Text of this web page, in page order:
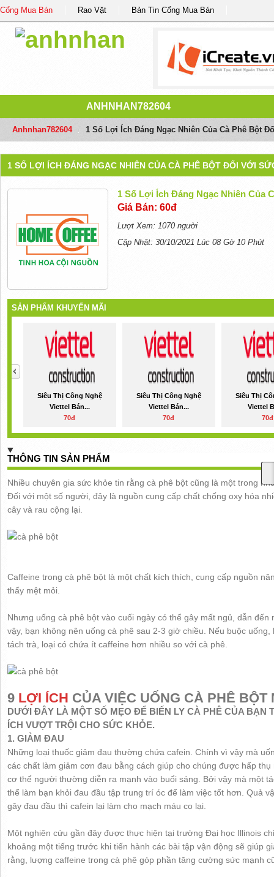
Cổng Mua Bán Rao Vặt Bản Tin Cổng Mua Bán
ANHNHAN782604
Anhnhan782604 1 Số Lợi Ích Đáng Ngạc Nhiên Của Cà Phê Bột
1 SỐ LỢI ÍCH ĐÁNG NGẠC NHIÊN CỦA CÀ PHÊ BỘT ĐỐI VỚI
1 Số Lợi Ích Đáng Ngạc Nhiên Của
Giá Bán: 60đ
Lượt Xem: 1070 người
Cập Nhật: 30/10/2021 Lúc 08 Gờ 10 Phút
SẢN PHẨM KHUYẾN MÃI
Siêu Thị Công Nghệ
Viettel Bán...
70đ
Siêu Thị Công Nghệ
Viettel Bán...
70đ
Siêu Thị
Viettel
70đ
THÔNG TIN SẢN PHẨM
Nhiều chuyên gia sức khỏe tin rằng cà phê bột cũng là một trong
Đối với một số người, đây là nguồn cung cấp chất chống oxy hóa
cây và rau cộng lại.
Caffeine trong cà phê bột là một chất kích thích, cung cấp nguồn
thấy mệt mỏi.
Nhưng uống cà phê bột vào cuối ngày có thể gây mất ngủ, dẫn
vậy, bạn không nên uống cà phê sau 2-3 giờ chiều. Nếu buộc
tách trà, loại có chứa ít caffeine hơn nhiều so với cà phê.
9 LỢI ÍCH CỦA VIỆC UỐNG CÀ PHÊ BỘT
DƯỚI ĐÂY LÀ MỘT SỐ MẸO ĐỂ BIẾN LY CÀ PHÊ CỦA BẠN
ÍCH VƯỢT TRỘI CHO SỨC KHỎE.
1. GIẢM ĐAU
Những loại thuốc giảm đau thường chứa cafein. Chính vì vậy mà
các chất làm giảm cơn đau bằng cách giúp cho chúng được hấp
cơ thể người thường diễn ra mạnh vào buổi sáng. Bởi vậy mà một
thể làm bạn khỏi đau đầu tập trung trí óc để làm việc tốt hơn. Quả
gây đau đầu thì cafein lại làm cho mạch máu co lại.
Một nghiên cứu gần đây được thực hiện tại trường Đại học Illinois
khoảng một tiếng trước khi tiến hành các bài tập vận động sẽ giúp
rằng, lượng caffeine trong cà phê góp phần tăng cường sức mạnh